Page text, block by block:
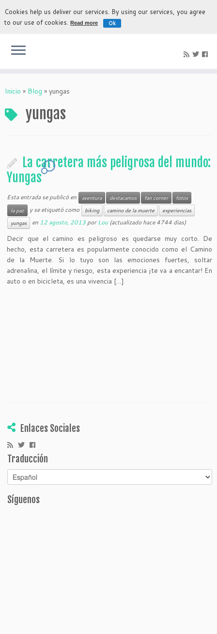
La experiencia más auténtica para descubrir Bolivia
Inicio » Blog » yungas
yungas
La carretera más peligrosa del mundo:
Yungas
1
Esta entrada se publicó en aventura destacamos fan corner
fotos
la paz
y se etiquetó como biking camino de la muerte
experiencias
yungas
en 12 agosto, 2013 porLou(actualizado hace 4744 dias)
Decir que el camino es peligroso es quedarse muy corto. De
hecho, esta carretera es popularmente conocido como el Camino
de la Muerte. Si lo tuyo son las emociones fuertes, soltar
adrenalina, el límite y riesgo, esta experiencia ¡te va a encantar! En
auto o en bicicleta, es una vivencia […]
Enlaces Sociales
Traducción
Síguenos
Cookies help us deliver our services. By using our services, you agree
to our use of cookies.Read more Ok